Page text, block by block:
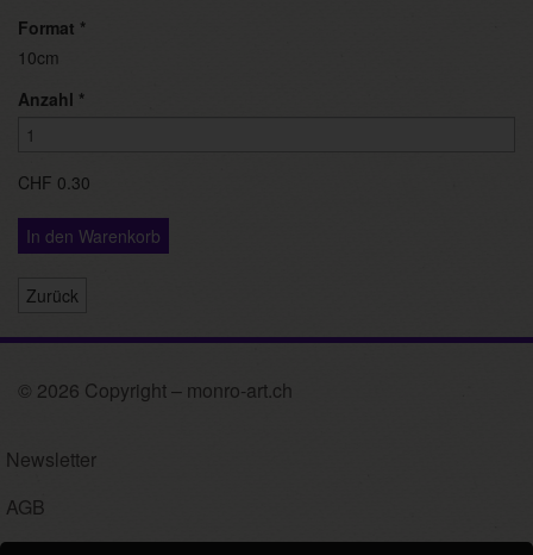
Format *
10cm
Anzahl *
CHF 0.30
In den Warenkorb
Zurück
© 2026 Copyright – monro-art.ch
Newsletter
AGB